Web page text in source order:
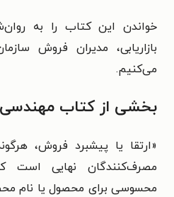
خواندن این کتاب را به
بازاریابی، مدیران فروش
می‌کنیم.
بخشی از کتاب مهندسی
«ارتقا یا پیشبرد فروش،
مصرف‌کنندگان نهایی است
محسوسی برای محصول یا نام